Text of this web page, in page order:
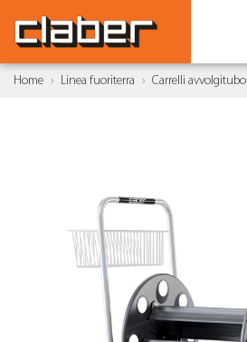
Home Linea fuoriterra Carrelli avvolgitubo